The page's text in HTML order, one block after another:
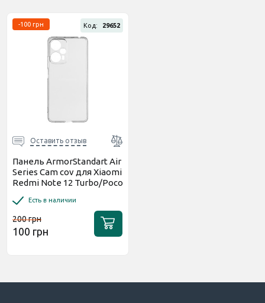
Код: 29652
-100 грн
Оставить отзыв
Панель ArmorStandart Air
Series Cam cov для Xiaomi
Redmi Note 12 Turbo/Poco
Есть в наличии
200 грн
100 грн